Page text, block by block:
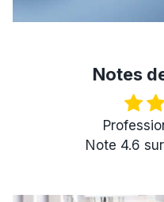
Notes
Note 4.6 sur